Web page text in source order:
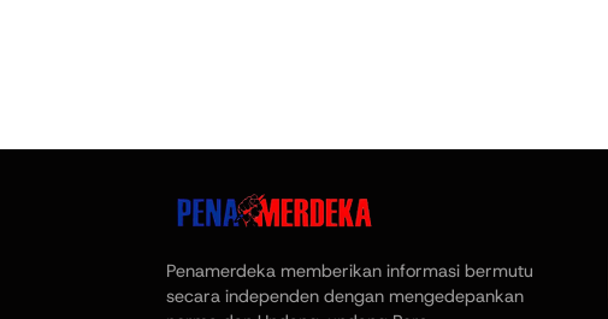
Penamerdeka memberikan informasi bermutu
secara independen dengan mengedepankan